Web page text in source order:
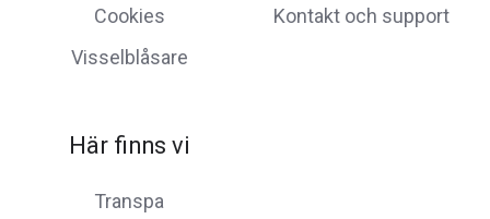
Cookies
Visselblåsare
Kontakt och support
Här finns vi
Transpa